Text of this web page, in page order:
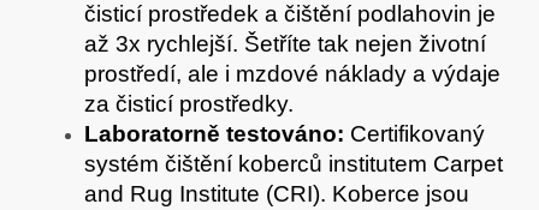
čisticí prostředek a čištění podlahovin je
až 3x rychlejší. Šetříte tak nejen životní
prostředí, ale i mzdové náklady a výdaje
za čisticí prostředky.
Laboratorně testováno: Certifikovaný
systém čištění koberců institutem Carpet
and Rug Institute (CRI). Koberce jsou